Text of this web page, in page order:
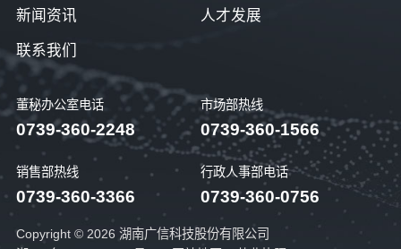
董秘办公室电话
0739-360-2248
市场部热线
0739-360-1566
销售部热线
0739-360-3366
行政人事部电话
0739-360-0756
新闻资讯 人才发展
联系我们
Copyright © 2026 湖南广信科技股份有限公司